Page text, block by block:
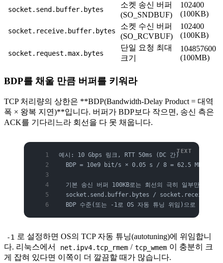
socket.send.buffer.bytes
소켓 송신 버퍼
(SO_SNDBUF)
102400
(100KB)
socket.receive.buffer.bytes
소켓 수신 버퍼
(SO_RCVBUF)
102400
(100KB)
socket.request.max.bytes
단일 요청 최대
크기
104857600
(100MB)
BDP를 채울 만큼 버퍼를 키워라
TCP 처리량의 상한은 **BDP(Bandwidth-Delay Product = 대역
폭 × 왕복 지연)**입니다. 버퍼가 BDP보다 작으면, 송신 측은
ACK를 기다리느라 회선을 다 못 채웁니다.
예시: 10 Gbps 링크, RTT 50ms (DC 간)
  BDP = 10e9 bit/s × 0.05 s / 8 = 62.5 MB
  기본 송신 버퍼 100KB로는 회선의 극히 일부만 사용.
socket.send.buffer.bytes /
BDP 수준(또는 -1로 OS 자동 튜닝 위임)으로 상향해
-1 로 설정하면 OS의 TCP 자동 튜닝(autotuning)에 위임합니
다. 리눅스에서
net.ipv4.tcp_rmem / tcp_wmem 이 충분히 크
게 잡혀 있다면 이쪽이 더 깔끔할 때가 많습니다.